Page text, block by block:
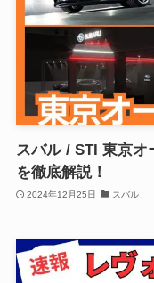
スバル / STI 東京オ
を徹底解説！
2024年12月25日 スバル